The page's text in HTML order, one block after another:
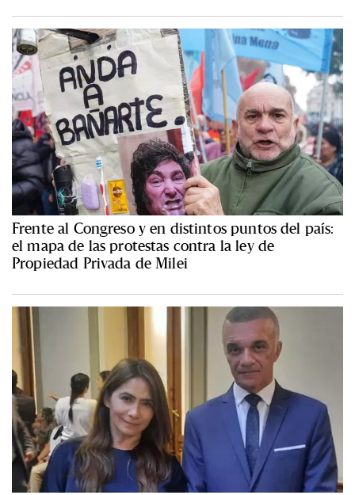
Frente al Congreso y en distintos puntos del país:
el mapa de las protestas contra la ley de
Propiedad Privada de Milei